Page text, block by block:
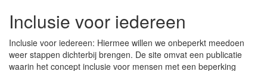
Inclusie voor iedereen
Inclusie voor iedereen: Hiermee willen we onbeperkt meedoen
weer stappen dichterbij brengen. De site omvat een publicatie
waarin het concept inclusie voor mensen met een beperking